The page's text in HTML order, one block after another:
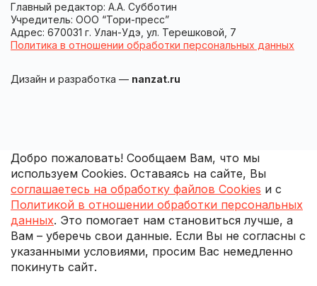
Главный редактор: А.А. Субботин
Учредитель: ООО “Тори-пресс”
Адрес: 670031 г. Улан-Удэ, ул. Терешковой, 7
Политика в отношении обработки персональных данных
Дизайн и разработка — nanzat.ru
Добро пожаловать! Сообщаем Вам, что мы
используем Cookies. Оставаясь на сайте, Вы
соглашаетесь на обработку файлов Cookies и с
Политикой в отношении обработки персональных
данных. Это помогает нам становиться лучше, а
Вам – уберечь свои данные. Если Вы не согласны с
указанными условиями, просим Вас немедленно
покинуть сайт.